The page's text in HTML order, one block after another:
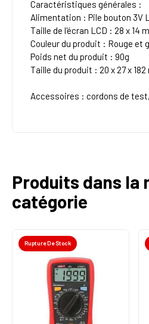
Caractéristiques générales :
Alimentation : Pile bouton 3V
Taille de l'écran LCD : 28 x 14
Couleur du produit : Rouge et
Poids net du produit : 90g
Taille du produit : 20 x 27 x 182
Accessoires : cordons de
Produits dans la
catégorie
Rupture De Stock